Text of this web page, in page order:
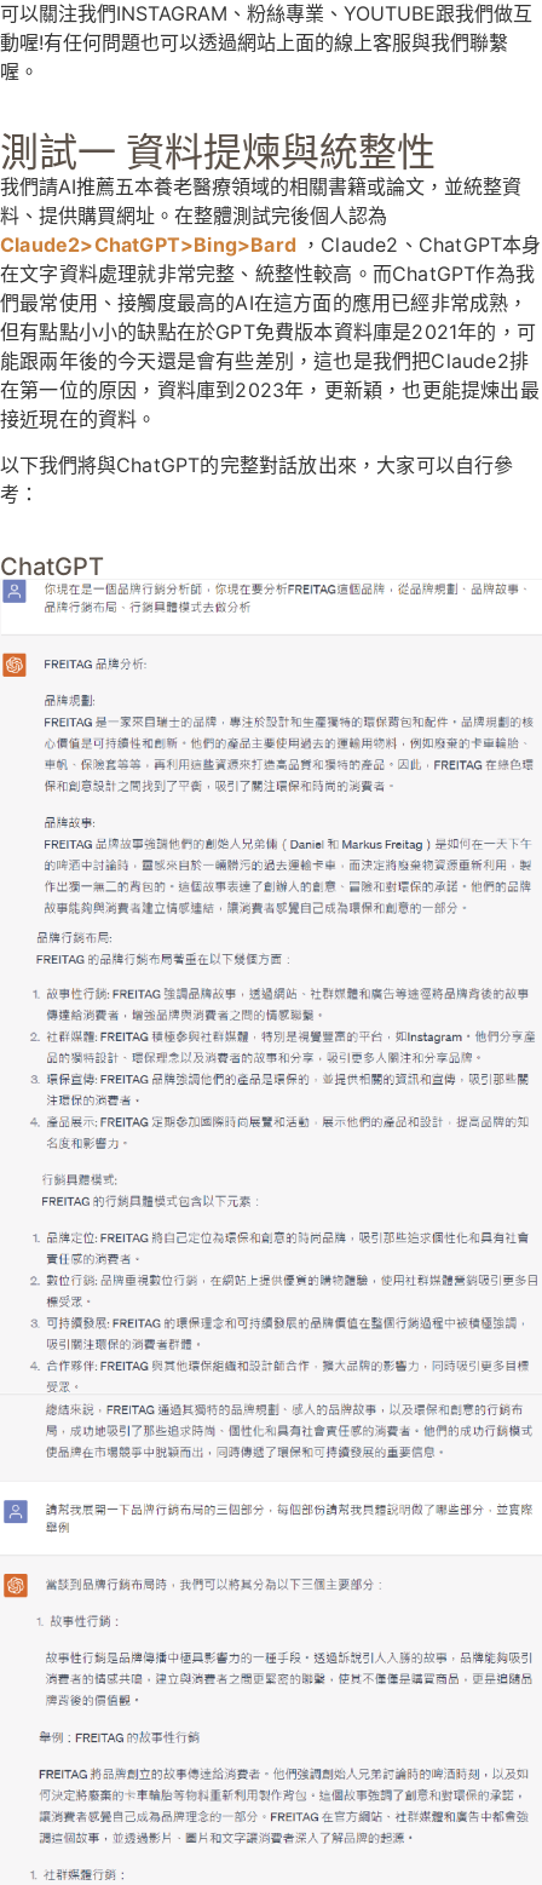
可以關注我們INSTAGRAM、粉絲專業、YOUTUBE跟我們做互
動喔!有任何問題也可以透過網站上面的線上客服與我們聯繫
喔。
測試一 資料提煉與統整性
我們請AI推薦五本養老醫療領域的相關書籍或論文，並統整資
料、提供購買網址。在整體測試完後個人認為
Claude2>ChatGPT>Bing>Bard ， Claude2、 ChatGPT本身
在文字資料處理就非常完整、統整性較高。而ChatGPT作為我
們最常使用、接觸度最高的AI在這方面的應用已經非常成熟，
但有點點小小的缺點在於GPT免費版本資料庫是2021年的，可
能跟兩年後的今天還是會有些差別，這也是我們把Claude2排
在第一位的原因，資料庫到2023年，更新穎，也更能提煉出最
接近現在的資料。
以下我們將與ChatGPT的完整對話放出來，大家可以自行參
考：
ChatGPT